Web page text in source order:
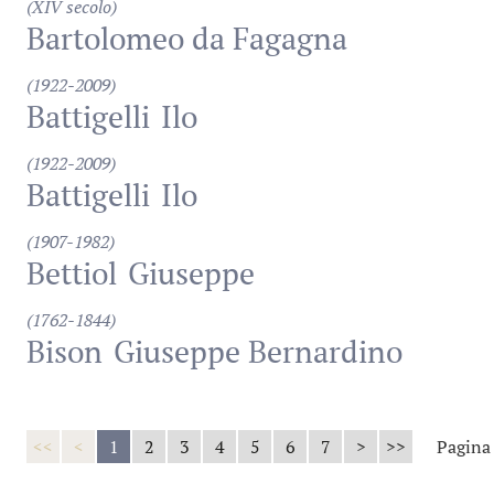
(XIV secolo)
Bartolomeo da Fagagna
(1922-2009)
Battigelli Ilo
(1922-2009)
Battigelli Ilo
(1907-1982)
Bettiol Giuseppe
(1762-1844)
Bison Giuseppe Bernardino
<< < 1 2 3 4 5 6 7 > >>